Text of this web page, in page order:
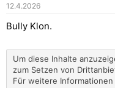
e
:
12.4.2026
Bully Klon.
Um diese Inhalte
zum Setzen von
Für weitere